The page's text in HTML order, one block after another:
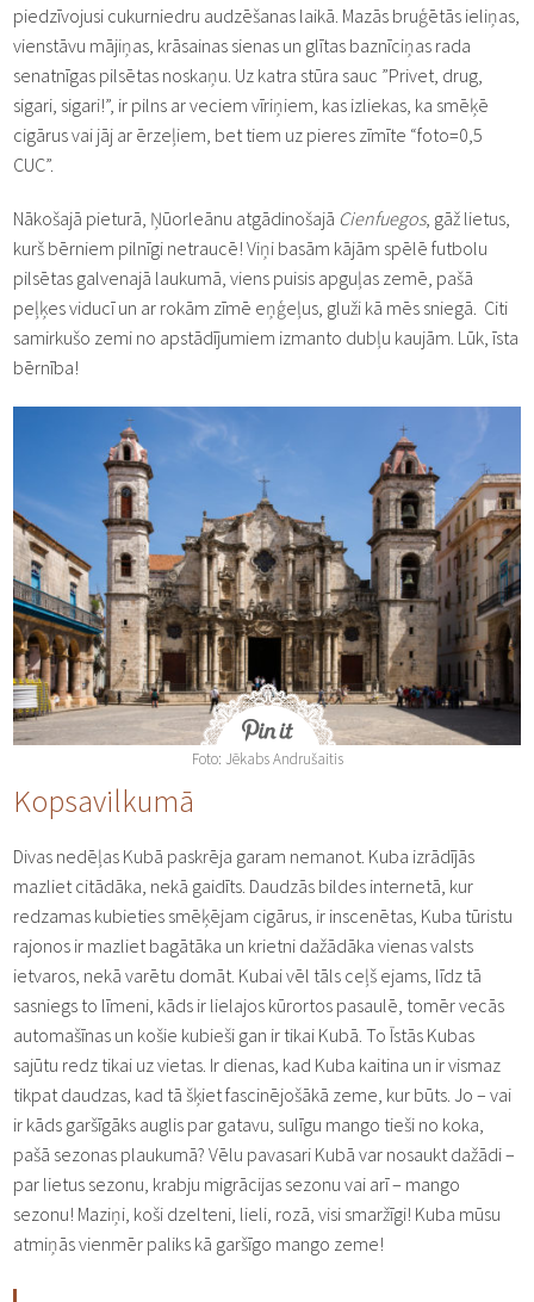
piedzīvojusi cukurniedru audzēšanas laikā. Mazās bruģētās ieliņas,
vienstāvu mājiņas, krāsainas sienas un glītas baznīciņas rada
senatnīgas pilsētas noskaņu. Uz katra stūra sauc ”Privet, drug,
sigari, sigari!”, ir pilns ar veciem vīriņiem, kas izliekas, ka smēķē
cigārus vai jāj ar ērzeļiem, bet tiem uz pieres zīmīte “foto=0,5
CUC”.
Nākošajā pieturā, Ņūorleānu atgādinošajā Cienfuegos, gāž lietus,
kurš bērniem pilnīgi netraucē! Viņi basām kājām spēlē futbolu
pilsētas galvenajā laukumā, viens puisis apguļas zemē, pašā
peļķes viducī un ar rokām zīmē eņģeļus, gluži kā mēs sniegā. Citi
samirkušo zemi no apstādījumiem izmanto dubļu kaujām. Lūk, īsta
bērnība!
Foto: Jēkabs Andrušaitis
Kopsavilkumā
Divas nedēļas Kubā paskrēja garam nemanot. Kuba izrādījās
mazliet citādāka, nekā gaidīts. Daudzās bildes internetā, kur
redzamas kubieties smēķējam cigārus, ir inscenētas, Kuba tūristu
rajonos ir mazliet bagātāka un krietni dažādāka vienas valsts
ietvaros, nekā varētu domāt. Kubai vēl tāls ceļš ejams, līdz tā
sasniegs to līmeni, kāds ir lielajos kūrortos pasaulē, tomēr vecās
automašīnas un košie kubieši gan ir tikai Kubā. To Īstās Kubas
sajūtu redz tikai uz vietas. Ir dienas, kad Kuba kaitina un ir vismaz
tikpat daudzas, kad tā šķiet fascinējošākā zeme, kur būts. Jo – vai
ir kāds garšīgāks auglis par gatavu, sulīgu mango tieši no koka,
pašā sezonas plaukumā? Vēlu pavasari Kubā var nosaukt dažādi –
par lietus sezonu, krabju migrācijas sezonu vai arī – mango
sezonu! Maziņi, koši dzelteni, lieli, rozā, visi smaržīgi! Kuba mūsu
atmiņās vienmēr paliks kā garšīgo mango zeme!